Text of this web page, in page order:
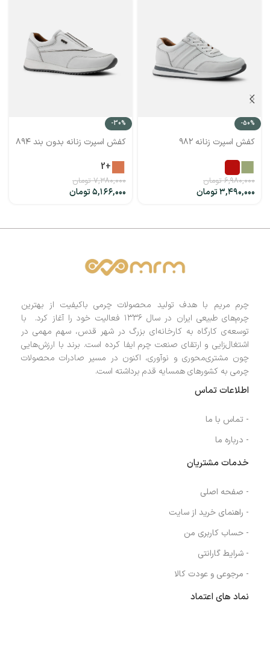
-50%
کفش اسپرت زنانه ۹۸۲
۶,۹۸۰,۰۰۰ تومان
۳,۴۹۰,۰۰۰تومان
-30%
کفش اسپرت زنانه بدون بند ۸۹۴
+2
۷,۳۸۰,۰۰۰ تومان
۵,۱۶۶,۰۰۰تومان
چرم مریم با هدف تولید محصولات چرمی باکیفیت از بهترین
چرم‌های طبیعی ایران در سال ۱۳۳۶ فعالیت خود را آغاز کرد. با
توسعه‌ی کارگاه به کارخانه‌ای بزرگ در شهر قدس، سهم مهمی در
اشتغال‌زایی و ارتقای صنعت چرم ایفا کرده است. برند با ارزش‌هایی
چون مشتری‌محوری و نوآوری، اکنون در مسیر صادرات محصولات
چرمی به کشورهای همسایه قدم برداشته است.
اطلاعات تماس
- تماس با ما
- درباره ما
خدمات مشتریان
- صفحه اصلی
- راهنمای خرید از سایت
- حساب کاربری من
- شرایط گارانتی
- مرجوعی و عودت کالا
نماد های اعتماد